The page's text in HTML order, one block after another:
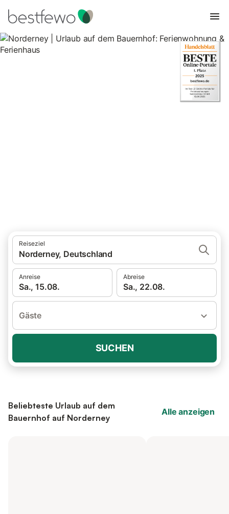
Reiseziel
Norderney, Deutschland
Anreise
Sa., 15.08.
Abreise
Sa., 22.08.
Gäste
SUCHEN
Beliebteste Urlaub auf dem
Bauernhof auf Norderney
Alle anzeigen